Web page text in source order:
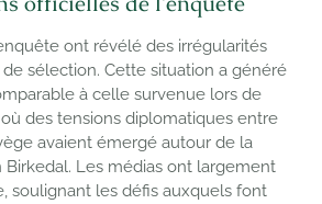
ont révélé des irrégularités
sélection. Cette situation a généré
à celle survenue lors de
où des tensions diplomatiques entre
avaient émergé autour de la
Birkedal. Les médias ont largement
soulignant les défis auxquels font